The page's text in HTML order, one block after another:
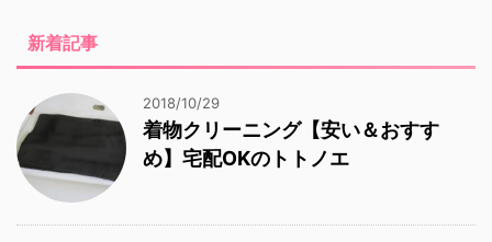
新着記事
2018/10/29
着物クリーニング【安い＆おすす
め】宅配OKのトトノエ